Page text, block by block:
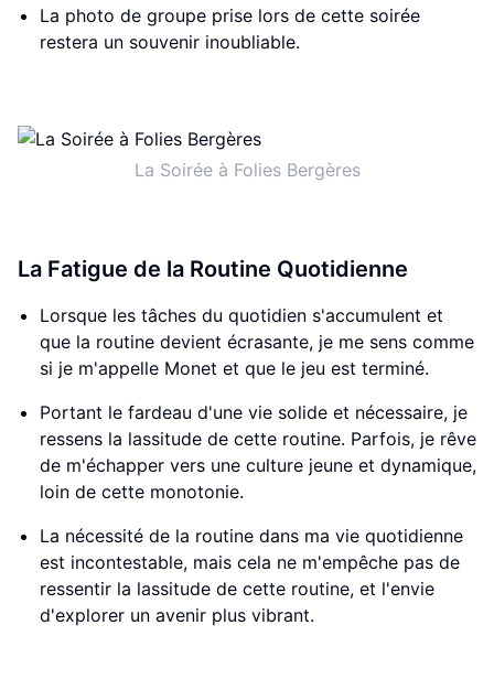
La photo de groupe prise lors de cette soirée
restera un souvenir inoubliable.
La Soirée à Folies Bergères
La Fatigue de la Routine Quotidienne
Lorsque les tâches du quotidien s'accumulent et
que la routine devient écrasante, je me sens comme
si je m'appelle Monet et que le jeu est terminé.
Portant le fardeau d'une vie solide et nécessaire, je
ressens la lassitude de cette routine. Parfois, je rêve
de m'échapper vers une culture jeune et dynamique,
loin de cette monotonie.
La nécessité de la routine dans ma vie quotidienne
est incontestable, mais cela ne m'empêche pas de
ressentir la lassitude de cette routine, et l'envie
d'explorer un avenir plus vibrant.